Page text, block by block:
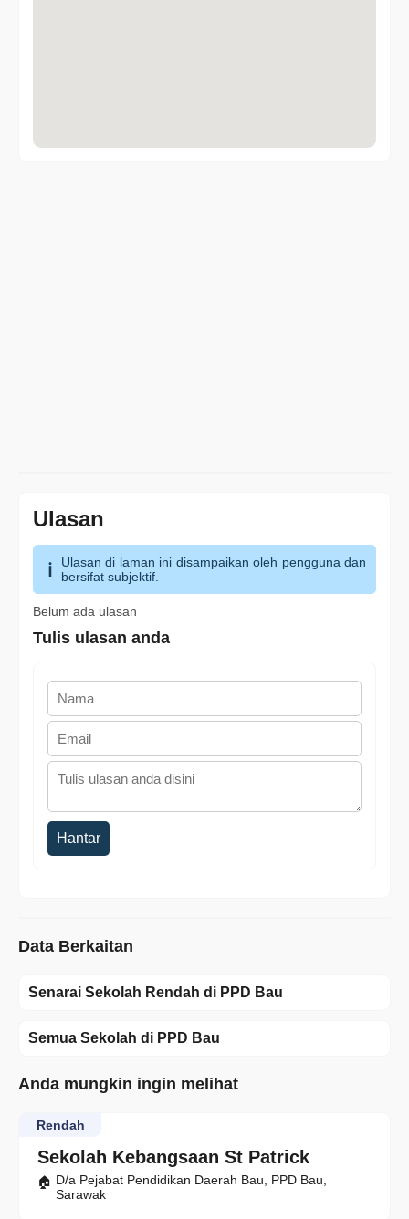
Ulasan
Ulasan di laman ini disampaikan oleh pengguna dan
bersifat subjektif.
Belum ada ulasan
Tulis ulasan anda
Hantar
Data Berkaitan
Senarai Sekolah Rendah di PPD Bau
Semua Sekolah di PPD Bau
Anda mungkin ingin melihat
Sekolah Kebangsaan St Patrick
Rendah
D/a Pejabat Pendidikan Daerah Bau, PPD Bau,
Sarawak